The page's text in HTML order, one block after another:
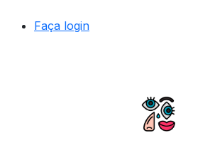
Faça login